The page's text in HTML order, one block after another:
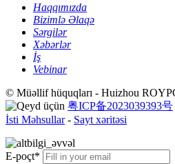
Haqqımızda
Bizimlə Əlaqə
Sərgilər
Xəbərlər
İş
Vebinar
© Müəllif hüquqları - Huizhou
粤ICP备2023039393号
İsti Məhsullar- Sayt xəritəsi
E-poçt*